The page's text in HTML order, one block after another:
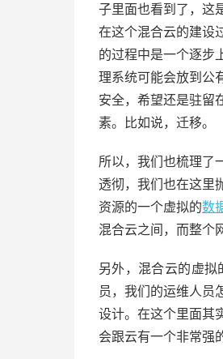
子里面也看到了，这
在这个混合云的建设
的过程中是一个逐步
理系统可能会放到公
安全，希望还是驻留
素。比如说，迁移。
所以，我们也梳理了
透彻，我们也在这里
资源的一个虚拟的数
混合云之间，而整个
另外，混合云的虚
员，我们的运维人员
设计。在这个里面其
会跟云有一个非常强